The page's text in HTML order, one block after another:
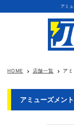
アミ
HOME keyboard_arrow_right 店舗一覧 keyboard_arrow_right ア
アミューズメン